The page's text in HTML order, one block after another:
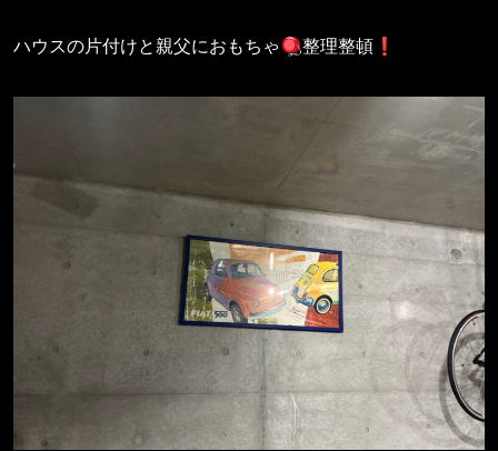
ハウスの片付けと親父におもちゃ🪀整理整頓❗️